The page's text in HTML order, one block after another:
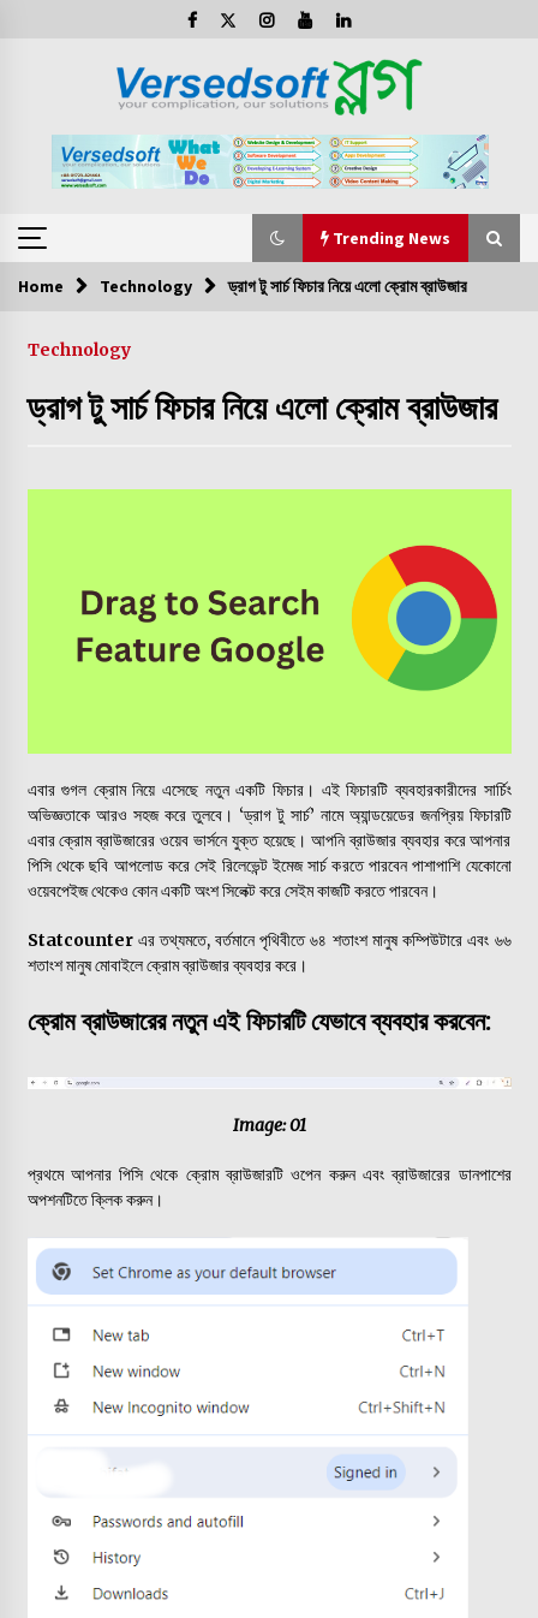
Trending News
Trending News
ল্যাপটপের কি-বোর্ড কাজ না করলে যা করবেন
ব্যবহারকারীদের জন্যে হোয়াটসঅ্যাপ নিয়ে আসছে নতুন সুবিধা
ডিভাইসটি
আপনার ফেসবুক ও গুগল অ্যাকাউন্ট ব্যবহার করে অন্য সাইটগুলিতে লগইন করা কি
আইফোনে জিমেইল অ্যাপে জেমিনি, মিলবে যে সুবিধা
কিভাবে আপনার স্মার্টফোনের ইন্টারনেট গতি বাড়াবেন
যে বিষয় গুলো আপনার স্মার্টফোনকে সাইবার আক্রমণ থেকে রক্ষা করবে
Home Technology ড্রাগ টু সার্চ ফিচার নিয়ে এলো ক্রোম ব্রাউজার
Technology
ড্রাগ টু সার্চ ফিচার নিয়ে এলো ক্রোম ব্রাউজার
এবার গুগল ক্রোম নিয়ে এসেছে নতুন একটি ফিচার। এই ফিচারটি ব্যবহারকারীদের সার্চিং
অভিজ্ঞতাকে আরও সহজ করে তুলবে। ‘ড্রাগ টু সার্চ’ নামে অ্যান্ডয়েডের জনপ্রিয় ফিচারটি
এবার ক্রোম ব্রাউজারের ওয়েব ভার্সনে যুক্ত হয়েছে। আপনি ব্রাউজার ব্যবহার করে আপনার
পিসি থেকে ছবি আপলোড করে সেই রিলেভেন্ট ইমেজ সার্চ করতে পারবেন পাশাপাশি যেকোনো
ওয়েবপেইজ থেকেও কোন একটি অংশ সিলেক্ট করে সেইম কাজটি করতে পারবেন।
Statcounterএর তথ্যমতে, বর্তমানে পৃথিবীতে ৬৪ শতাংশ মানুষ কম্পিউটারে এবং ৬৬
শতাংশ মানুষ মোবাইলে ক্রোম ব্রাউজার ব্যবহার করে।
ক্রোম ব্রাউজারের নতুন এই ফিচারটি যেভাবে ব্যবহার করবেন:
Image: 01
প্রথমে আপনার পিসি থেকে ক্রোম ব্রাউজারটি ওপেন করুন এবং ব্রাউজারের ডানপাশের
অপশনটিতে ক্লিক করুন।